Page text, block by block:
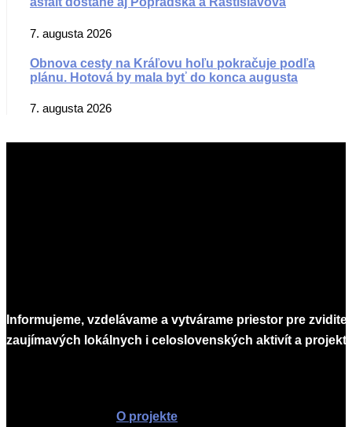
7. augusta 2026
Obnova cesty na Kráľovu hoľu pokračuje podľa
plánu. Hotová by mala byť do konca augusta
7. augusta 2026
Informujeme, vzdelávame a vytvárame priestor pre
zaujímavých lokálnych i celoslovenských aktivít a
O projekte